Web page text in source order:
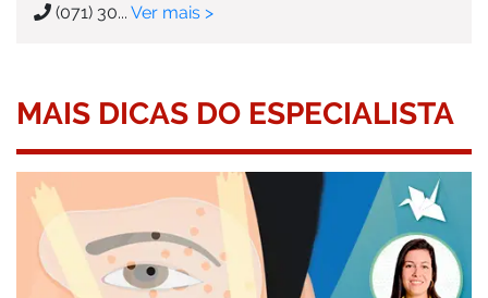
(071) 30... Ver mais >
MAIS DICAS DO ESPECIALISTA